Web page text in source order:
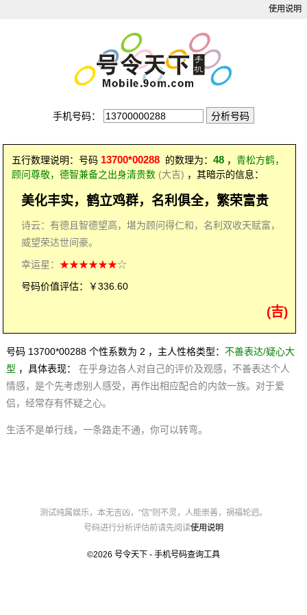
使用说明
手机号码：
五行数理说明：号码 13700*00288的数理为： 48， 青松方鹤，
顾问尊敬，德智兼备之出身清贵数 (大吉) ，其暗示的信息：
美化丰实，鹤立鸡群，名利俱全，繁荣富贵
诗云：有德且智德望高，堪为顾问得仁和，名利双收天赋富，
威望荣达世间豪。
幸运星： ★★★★★★☆
号码价值评估：￥336.60
(吉)
号码 13700*00288 个性系数为 2 ，主人性格类型： 不善表达/疑心大
型 ，具体表现： 在乎身边各人对自己的评价及观感，不善表达个人
情感，是个先考虑别人感受，再作出相应配合的内敛一族。对于爱
侣，经常存有怀疑之心。
生活不是单行线，一条路走不通，你可以转弯。
测试纯属娱乐，本无吉凶，"信"则不灵，人能崇善，祸福轮迥。
号码进行分析评估前请先阅读使用说明
©2026 号令天下 - 手机号码查询工具